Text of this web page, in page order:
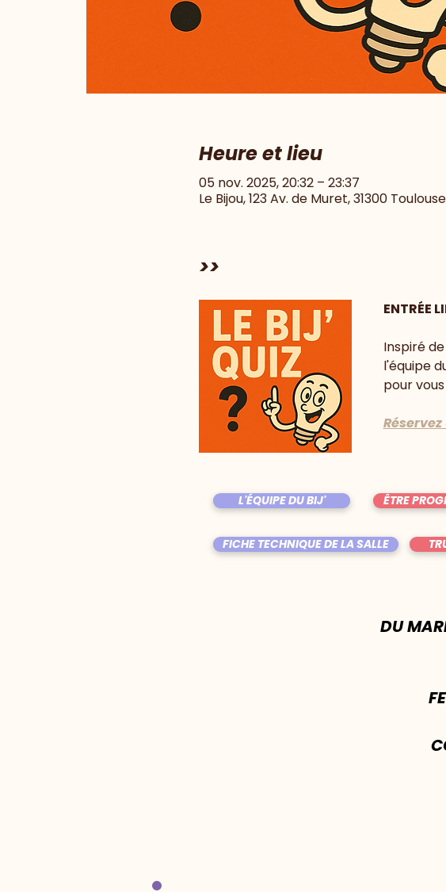
Heure et lieu
05 nov. 2025, 20:32 – 23:37
Le Bijou, 123 Av. de Muret, 31300
>>
ENTRÉE
Inspiré
l'équipe
pour
L'ÉQUIPE DU BIJ' ÊTRE
FICHE TECHNIQUE DE LA SALLE
DU